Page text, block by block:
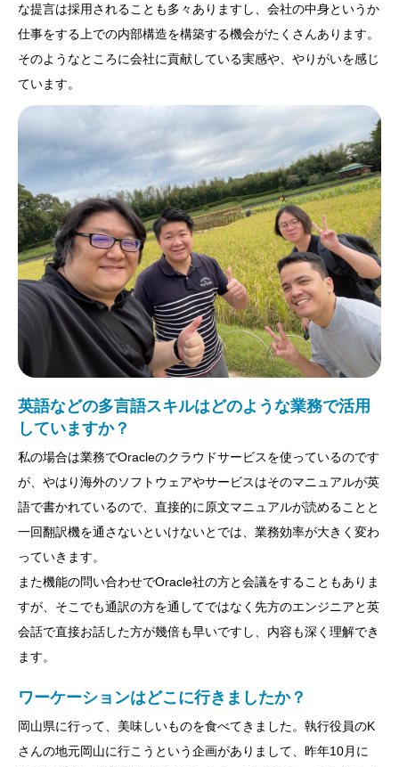
な提言は採用されることも多々ありますし、会社の中身というか
仕事をする上での内部構造を構築する機会がたくさんあります。
そのようなところに会社に貢献している実感や、やりがいを感じ
ています。
英語などの多言語スキルはどのような業務で活用
していますか？
私の場合は業務でOracleのクラウドサービスを使っているのです
が、やはり海外のソフトウェアやサービスはそのマニュアルが英
語で書かれているので、直接的に原文マニュアルが読めることと
一回翻訳機を通さないといけないとでは、業務効率が大きく変わ
っていきます。
また機能の問い合わせでOracle社の方と会議をすることもありま
すが、そこでも通訳の方を通してではなく先方のエンジニアと英
会話で直接お話した方が幾倍も早いですし、内容も深く理解でき
ます。
ワーケーションはどこに行きましたか？
岡山県に行って、美味しいものを食べてきました。執行役員のK
さんの地元岡山に行こうという企画がありまして、昨年10月に